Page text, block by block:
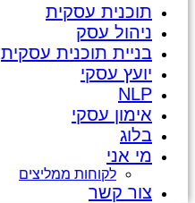
תוכנית עסקית
ניהול עסק
בניית תוכנית עסקית
יועץ עסקי
NLP
אימון עסקי
בלוג
מי אני
לקוחות ממליצים
צור קשר